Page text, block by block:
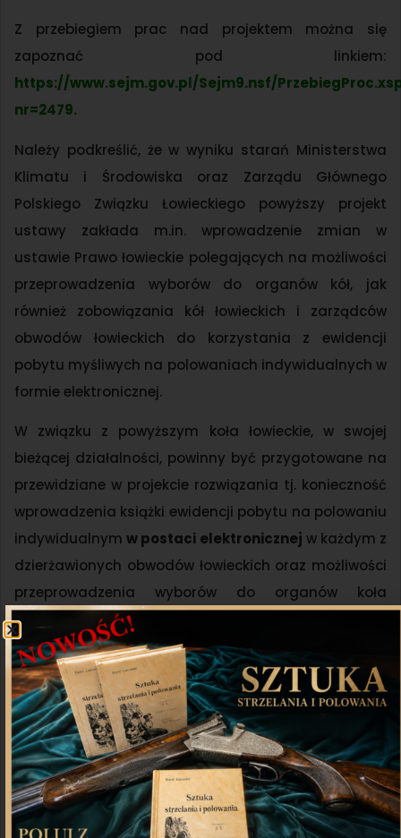
Z przebiegiem prac nad projektem można się
zapoznać pod linkiem:
https://www.sejm.gov.pl/Sejm9.nsf/
nr=2479.
Należy podkreślić, że w wyniku starań Ministerstwa
Klimatu i Środowiska oraz Zarządu Głównego
Polskiego Związku Łowieckiego powyższy projekt
ustawy zakłada m.in. wprowadzenie zmian w
ustawie Prawo łowieckie polegających na możliwości
przeprowadzenia wyborów do organów kół, jak
również zobowiązania kół łowieckich i zarządców
obwodów łowieckich do korzystania z ewidencji
pobytu myśliwych na polowaniach indywidualnych w
formie elektronicznej.
W związku z powyższym koła łowieckie, w swojej
bieżącej działalności, powinny być przygotowane na
przewidziane w projekcie rozwiązania tj. konieczność
wprowadzenia książki ewidencji pobytu na polowaniu
indywidualnymw postaci elektronicznej w każdym z
dzierżawionych obwodów łowieckich oraz możliwości
przeprowadzenia wyborów do organów koła
łowieckiego pomimo trwającego stanu zagrożenia
epidemicznego.
Udostępnij Twitter
Poprzedni artykuł Następny artykuł